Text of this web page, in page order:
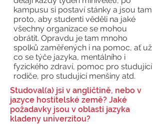
kampusu si postaví stánky a jsou tam
proto, aby studenti věděli na jaké
všechny organizace se mohou
obrátit. Opravdu je tam mnoho
spolků zaměřených i na pomoc, ať už
co se týče jazyka, mentálního i
fyzického zdraví, pomoc pro studující
rodiče, pro studující menšiny atd.
Studoval(a) jsi v angličtině, nebo v
jazyce hostitelské země? Jaké
požadavky jsou v oblasti jazyka
kladeny univerzitou?